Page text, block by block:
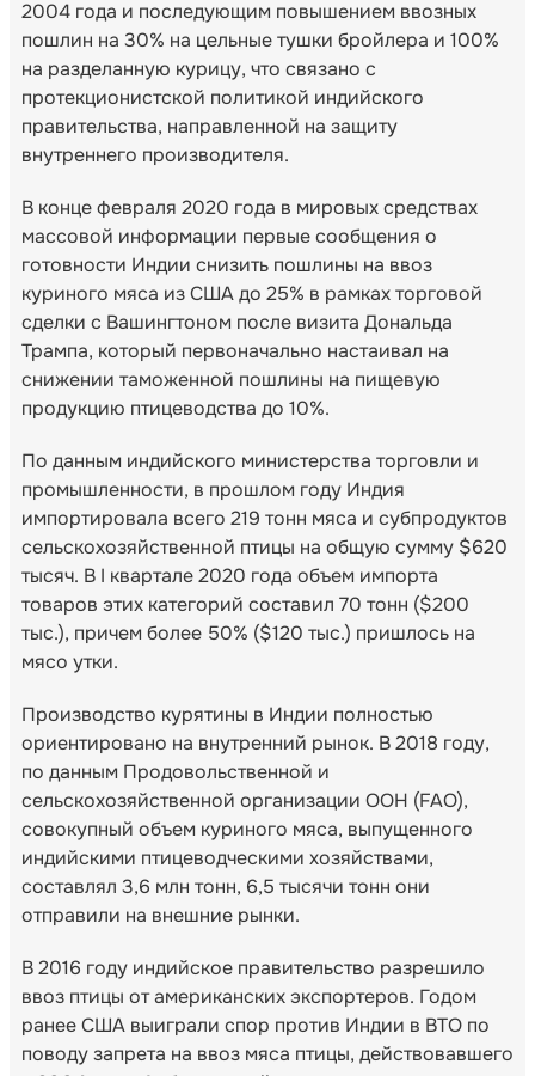
2004 года и последующим повышением ввозных
пошлин на 30% на цельные тушки бройлера и 100%
на разделанную курицу, что связано с
протекционистской политикой индийского
правительства, направленной на защиту
внутреннего производителя.
В конце февраля 2020 года в мировых средствах
массовой информации первые сообщения о
готовности Индии снизить пошлины на ввоз
куриного мяса из США до 25% в рамках торговой
сделки с Вашингтоном после визита Дональда
Трампа, который первоначально настаивал на
снижении таможенной пошлины на пищевую
продукцию птицеводства до 10%.
По данным индийского министерства торговли и
промышленности, в прошлом году Индия
импортировала всего 219 тонн мяса и субпродуктов
сельскохозяйственной птицы на общую сумму $620
тысяч. В I квартале 2020 года объем импорта
товаров этих категорий составил 70 тонн ($200
тыс.), причем более 50% ($120 тыс.) пришлось на
мясо утки.
Производство курятины в Индии полностью
ориентировано на внутренний рынок. В 2018 году,
по данным Продовольственной и
сельскохозяйственной организации ООН (FAO),
совокупный объем куриного мяса, выпущенного
индийскими птицеводческими хозяйствами,
составлял 3,6 млн тонн, 6,5 тысячи тонн они
отправили на внешние рынки.
В 2016 году индийское правительство разрешило
ввоз птицы от американских экспортеров. Годом
ранее США выиграли спор против Индии в ВТО по
поводу запрета на ввоз мяса птицы, действовавшего